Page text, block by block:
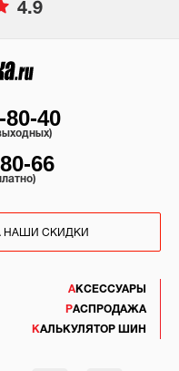
4.9
АКСЕССУАРЫ
РАСПРОДАЖА
КАЛЬКУЛЯТОР ШИН
80-40
66
НАШИ СКИДКИ